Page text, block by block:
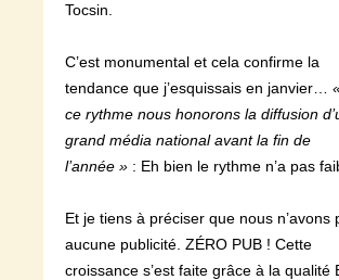
Tocsin.
C’est monumental et cela confirme la
tendance que j’esquissais en janvier…
ce rythme nous honorons la diffusion
grand média national avant la fin de
l’année » : Eh bien le rythme n’a pas
Et je tiens à préciser que nous n’avons
aucune publicité. ZÉRO PUB ! Cette
croissance s’est faite grâce à la qualité